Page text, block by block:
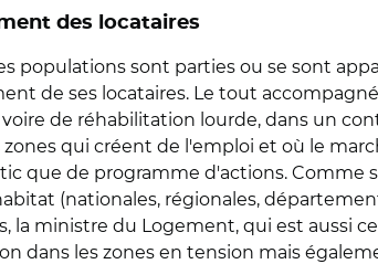
des locataires
populations sont parties ou se sont
de ses locataires. Le tout
de réhabilitation lourde, dans un
qui créent de l'emploi et où le
que de programme d'actions. Comme
(nationales, régionales,
ministre du Logement, qui est aussi
dans les zones en tension mais